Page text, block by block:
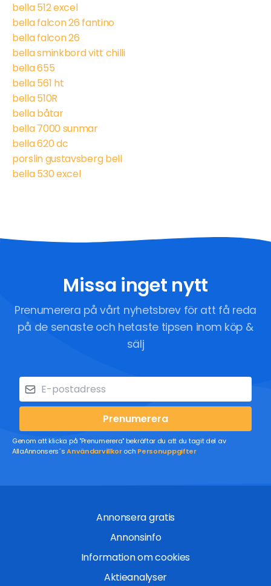
bella 512 excel
bella falcon 26 fantino
bella falcon 26
bella sminkbord vitt chilli
bella 655
bella 561 ht
bella 510R
bella båtar
bella 7000 sunmar
bella 620 dc
porslin gustavsberg bell
bella 530 excel
Missa inget nytt
Prenumerera på vårt nyhetsbrev för att få reda
på de senaste och hetaste tipsen inom köp &
sälj
Prenumerera
Genom att klicka på "Prenumerera" bekräftar du att du tagit del av
AllaAnnonsers´sAnvändarvillkoroch Personuppgifter
Annonsera gratis
Annonsinfo
Information om cookies
Aktieanalyser